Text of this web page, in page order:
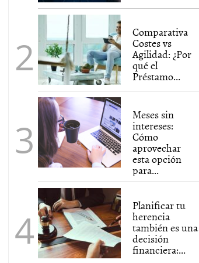
Comparativa
Costes vs
Agilidad: ¿Por
qué el
Préstamo...
Meses sin
intereses:
Cómo
aprovechar
esta opción
para...
Planificar tu
herencia
también es una
decisión
financiera:...